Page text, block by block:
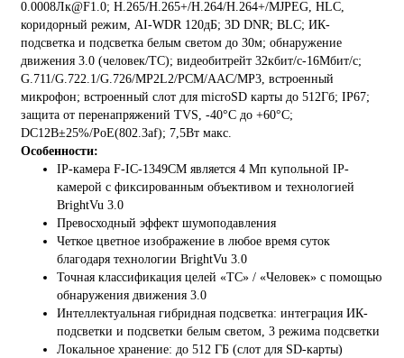
0.0008Лк@F1.0; H.265/H.265+/H.264/H.264+/MJPEG, HLC,
коридорный режим, AI-WDR 120дБ; 3D DNR; BLC; ИК-
подсветка и подсветка белым светом до 30м; обнаружение
движения 3.0 (человек/ТС); видеобитрейт 32кбит/с-16Мбит/с;
G.711/G.722.1/G.726/MP2L2/PCM/AAC/MP3, встроенный
микрофон; встроенный слот для microSD карты до 512Гб; IP67;
защита от перенапряжений TVS, -40°C до +60°C;
DC12В±25%/PoE(802.3af); 7,5Вт макс.
Особенности:
IP-камера F-IC-1349CM является 4 Мп купольной IP-
камерой с фиксированным объективом и технологией
BrightVu 3.0
Превосходный эффект шумоподавления
Четкое цветное изображение в любое время суток
благодаря технологии BrightVu 3.0
Точная классификация целей «ТС» / «Человек» с помощью
обнаружения движения 3.0
Интеллектуальная гибридная подсветка: интеграция ИК-
подсветки и подсветки белым светом, 3 режима подсветки
Локальное хранение: до 512 ГБ (слот для SD-карты)